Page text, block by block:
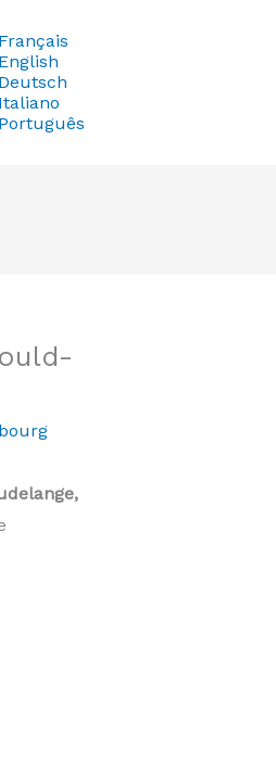
Français
English
Deutsch
Italiano
Português